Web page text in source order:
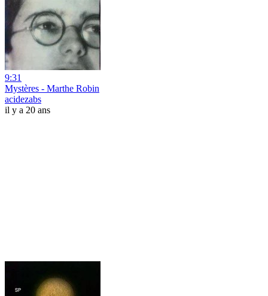
9:31
Mystères - Marthe Robin
acidezabs
il y a 20 ans